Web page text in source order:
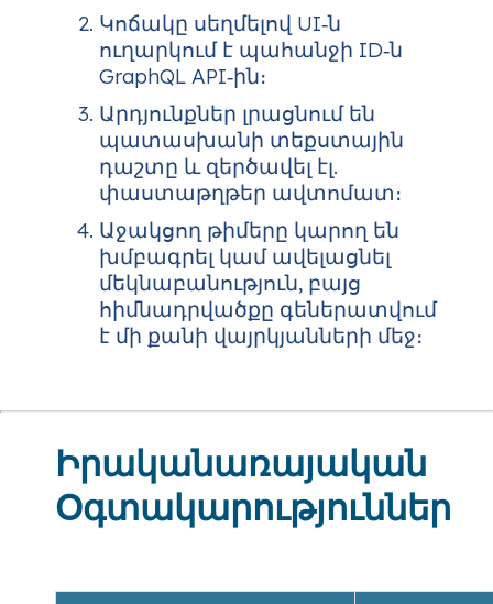
Կոճակը սեղմելով UI‑ն
ուղարկում է պահանջի ID‑ն
GraphQL API‑ին։
Արդյունքներ լրացնում են
պատասխանի տեքստային
դաշտը և զերծավել էլ.
փաստաթղթեր ավտոմատ։
Աջակցող թիմերը կարող են
խմբագրել կամ ավելացնել
մեկնաբանություն, բայց
հիմնադրվածքը գեներատվում
է մի քանի վայրկյանների մեջ։
Իրականառայական
Օգտակարություններ